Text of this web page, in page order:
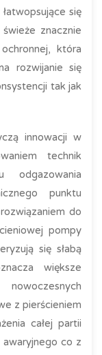
się
znacznie
która
rozwijanie się
tak jak
innowacji w
technik
odgazowania
punktu
do
pompy
się słabą
większe
z pierścieniem
całej partii
co z